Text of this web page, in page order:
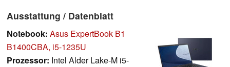
Ausstattung / Datenblatt
Notebook: Asus ExpertBook B1
B1400CBA, i5-1235U
Prozessor: Intel Alder Lake-M i5-